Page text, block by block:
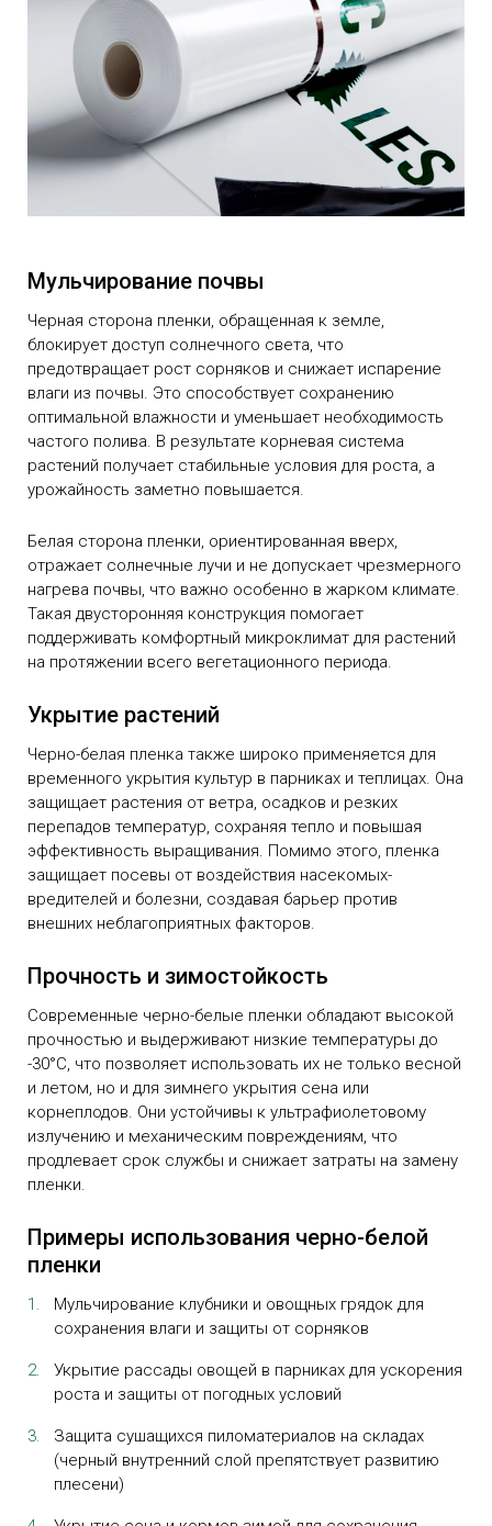
Мульчирование почвы
Черная сторона пленки, обращенная к земле,
блокирует доступ солнечного света, что
предотвращает рост сорняков и снижает испарение
влаги из почвы. Это способствует сохранению
оптимальной влажности и уменьшает необходимость
частого полива. В результате корневая система
растений получает стабильные условия для роста, а
урожайность заметно повышается.
Белая сторона пленки, ориентированная вверх,
отражает солнечные лучи и не допускает чрезмерного
нагрева почвы, что важно особенно в жарком климате.
Такая двусторонняя конструкция помогает
поддерживать комфортный микроклимат для растений
на протяжении всего вегетационного периода.
Укрытие растений
Черно-белая пленка также широко применяется для
временного укрытия культур в парниках и теплицах. Она
защищает растения от ветра, осадков и резких
перепадов температур, сохраняя тепло и повышая
эффективность выращивания. Помимо этого, пленка
защищает посевы от воздействия насекомых-
вредителей и болезни, создавая барьер против
внешних неблагоприятных факторов.
Прочность и зимостойкость
Современные черно-белые пленки обладают высокой
прочностью и выдерживают низкие температуры до
-30°C, что позволяет использовать их не только весной
и летом, но и для зимнего укрытия сена или
корнеплодов. Они устойчивы к ультрафиолетовому
излучению и механическим повреждениям, что
продлевает срок службы и снижает затраты на замену
пленки.
Примеры использования черно-белой
пленки
Мульчирование клубники и овощных грядок для
сохранения влаги и защиты от сорняков
Укрытие рассады овощей в парниках для ускорения
роста и защиты от погодных условий
Защита сушащихся пиломатериалов на складах
(черный внутренний слой препятствует развитию
плесени)